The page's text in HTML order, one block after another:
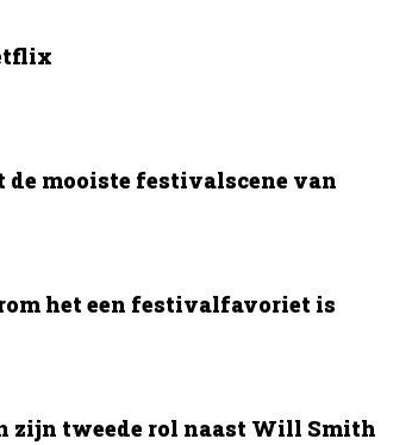
de mooiste festivalscene van
het een festivalfavoriet is
zijn tweede rol naast Will Smith